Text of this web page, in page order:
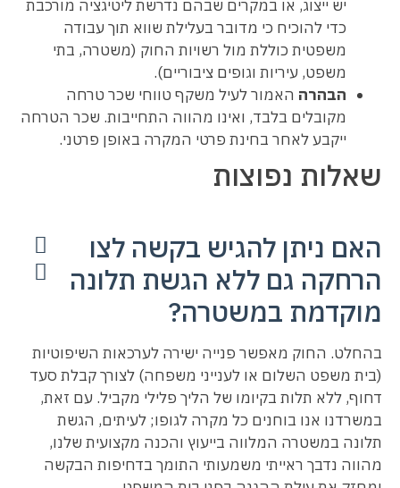
יש ייצוג, או במקרים שבהם נדרשת ליטיגציה מורכבת
כדי להוכיח כי מדובר בעלילת שווא תוך עבודה
משפטית כוללת מול רשויות החוק (משטרה, בתי
משפט, עיריות וגופים ציבוריים).
הבהרההאמור לעיל משקף טווחי שכר טרחה
מקובלים בלבד, ואינו מהווה התחייבות. שכר הטרחה
ייקבע לאחר בחינת פרטי המקרה באופן פרטני.
שאלות נפוצות
האם ניתן להגיש בקשה לצו
הרחקה גם ללא הגשת תלונה
מוקדמת במשטרה?
בהחלט. החוק מאפשר פנייה ישירה לערכאות השיפוטיות
(בית משפט השלום או לענייני משפחה) לצורך קבלת סעד
דחוף, ללא תלות בקיומו של הליך פלילי מקביל. עם זאת,
במשרדנו אנו בוחנים כל מקרה לגופו; לעיתים, הגשת
תלונה במשטרה המלווה בייעוץ והכנה מקצועית שלנו,
מהווה נדבך ראייתי משמעותי התומך בדחיפות הבקשה